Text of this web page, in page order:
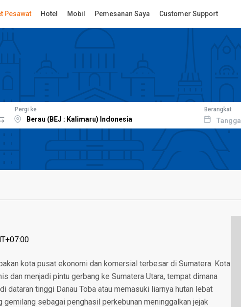
Pesawat Hotel Mobil Pemesanan Saya Customer Support
Pergi ke Berangkat
Tanggal
kota pusat ekonomi dan komersial terbesar di Sumatera. Kota
dan menjadi pintu gerbang ke Sumatera Utara, tempat dimana
dataran tinggi Danau Toba atau memasuki liarnya hutan lebat
gemilang sebagai penghasil perkebunan meninggalkan jejak